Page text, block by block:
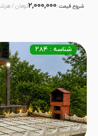
شروع قیمت :2,000,000تومان /
شناسه : ۲۸۴